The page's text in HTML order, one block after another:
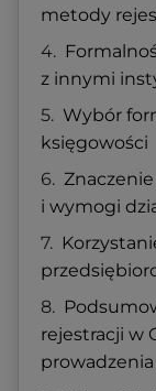
metody
z innymi
Wybór
księgowości
i wymogi
rejestracji w